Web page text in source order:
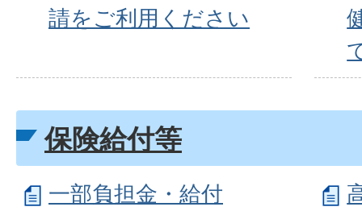
請をご利用ください
保険給付等
一部負担金・給付